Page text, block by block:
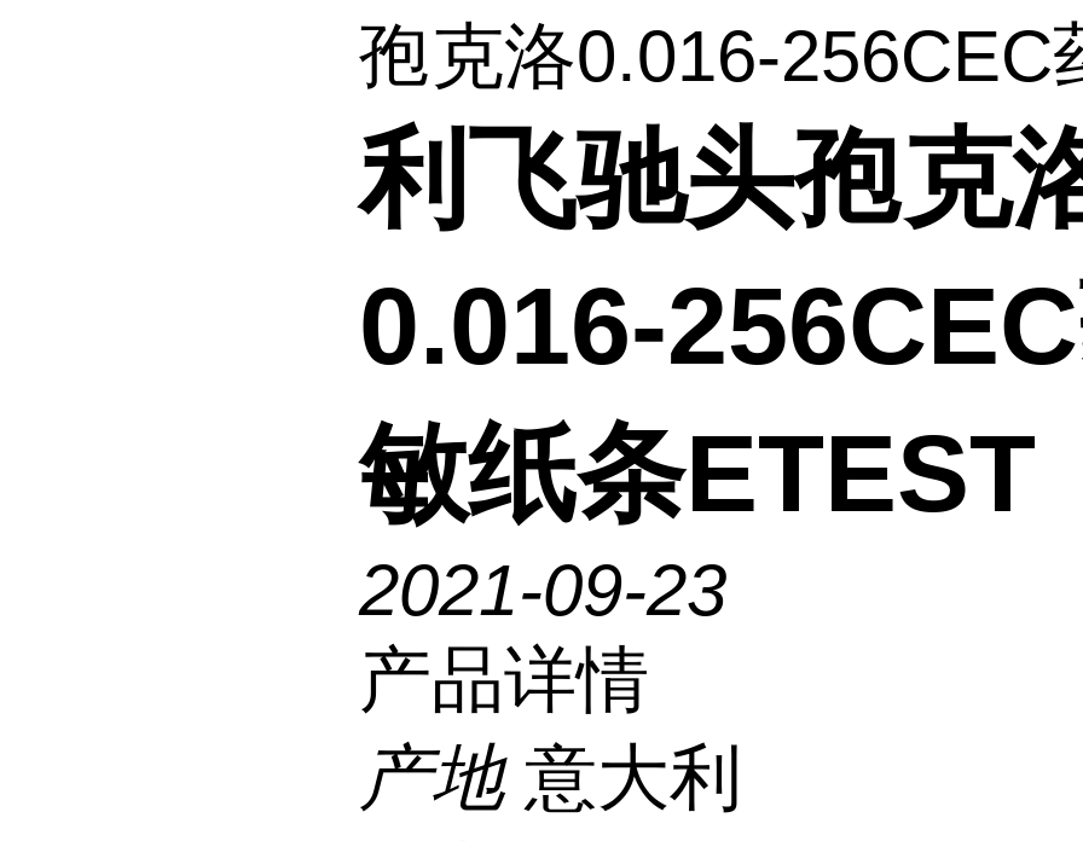
孢克洛0.016-256CEC
利飞驰头孢克
0.016-
敏纸条ETEST
2021-09-23
产品详情
产地 意大利